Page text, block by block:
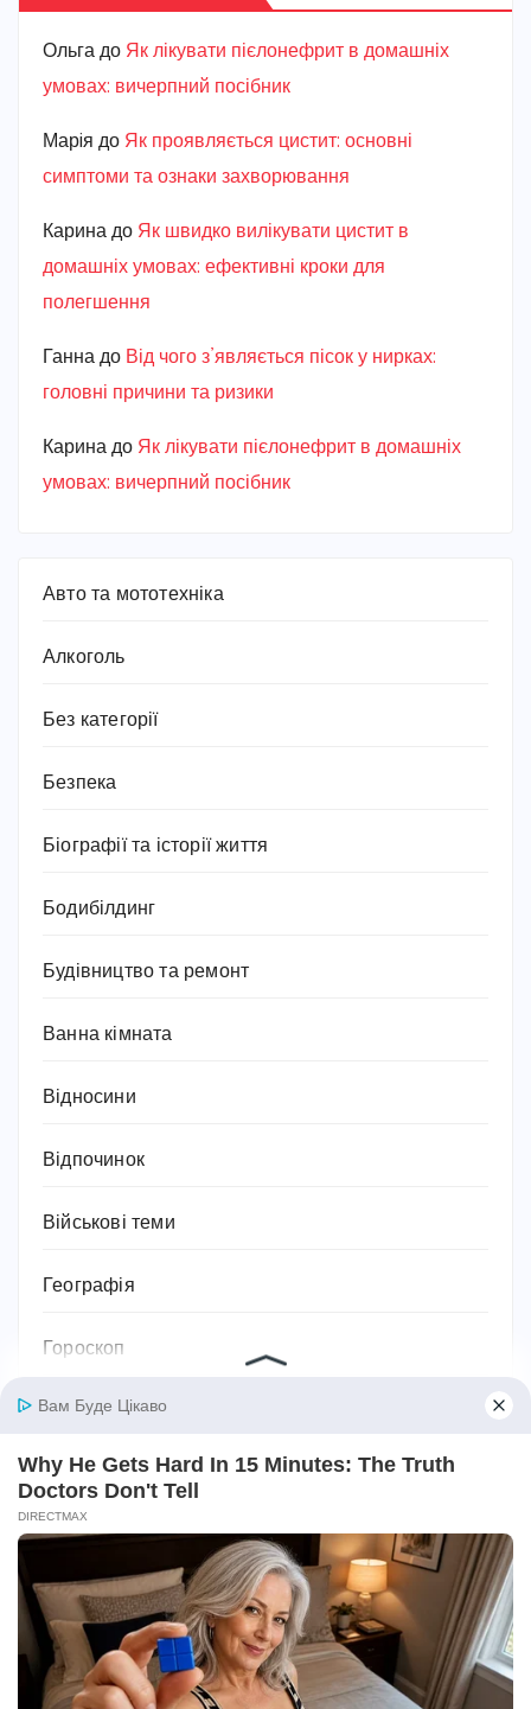
Ольга до Як лікувати пієлонефрит в домашніх
умовах: вичерпний посібник
Марiя до Як проявляється цистит: основні
симптоми та ознаки захворювання
Карина до Як швидко вилікувати цистит в
домашніх умовах: ефективні кроки для
полегшення
Ганна до Від чого з’являється пісок у нирках:
головні причини та ризики
Карина до Як лікувати пієлонефрит в домашніх
умовах: вичерпний посібник
Авто та мототехніка
Алкоголь
Без категорії
Безпека
Біографії та історії життя
Бодибілдинг
Будівництво та ремонт
Ванна кімната
Відносини
Відпочинок
Військові теми
Географія
Гороскоп
Гуманітарні науки
Дієти та схуднення
Дім
Діти
Домашнє господарство